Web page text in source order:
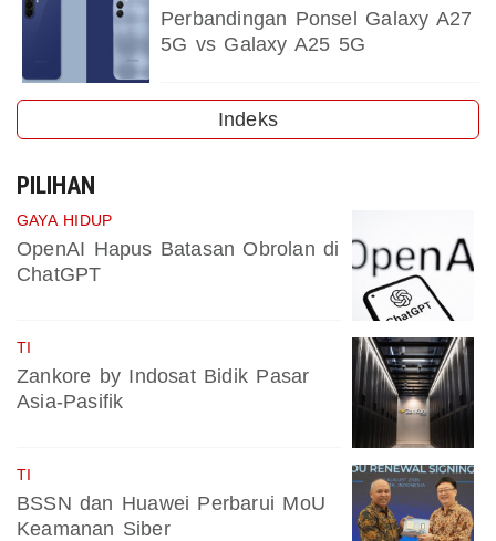
Perbandingan Ponsel Galaxy A27
5G vs Galaxy A25 5G
Indeks
PILIHAN
GAYA HIDUP
OpenAI Hapus Batasan Obrolan di
ChatGPT
TI
Zankore by Indosat Bidik Pasar
Asia-Pasifik
TI
BSSN dan Huawei Perbarui MoU
Keamanan Siber